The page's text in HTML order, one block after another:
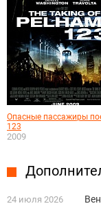
Опасные пассажиры
123
2009
24 июля 2026